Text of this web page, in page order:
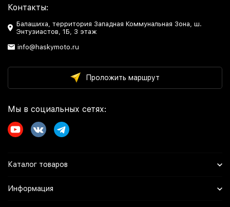
Контакты:
Балашиха, территория Западная Коммунальная Зона, ш.
Энтузиастов, 1Б, 3 этаж
info@haskymoto.ru
Проложить маршрут
Мы в социальных сетях:
Каталог товаров
Информация